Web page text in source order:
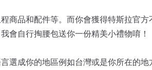
商品和配件等。而你會獲得特斯拉官方
會自行掏腰包送你一份精美小禮物唷！
選成你的地區例如台灣或是你所在的地